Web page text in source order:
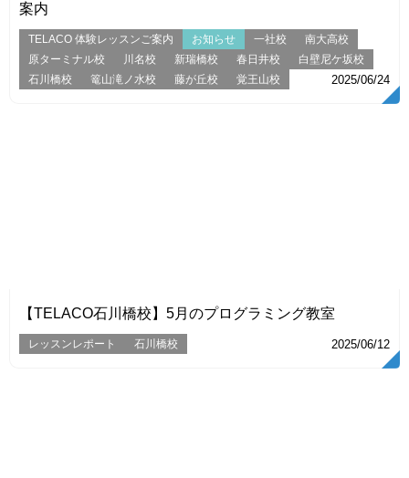
案内
TELACO 体験レッスンご案内 お知らせ 一社校
南大高校
原ターミナル校
川名校 新瑞橋校 春日井校
白壁尼ケ坂校
石川橋校
篭山滝ノ水校 藤が丘校 覚王山校 2025/06/24
【TELACO石川橋校】5月のプログラミング教室
レッスンレポート 石川橋校 2025/06/12